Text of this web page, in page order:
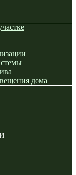
дома